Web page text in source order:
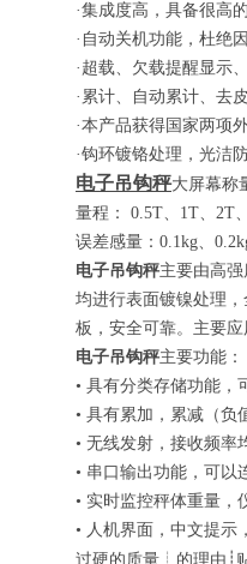
·集成度高，具备很高
·自动关机功能，杜绝
·超载、欠载提醒显示
·累计、自动累计、去
·本产品获得国家两项
·钩环镀铬处理，光洁
电子吊钩秤大屏幕称
量程： 0.5T、 1T、 2T
误差感量： 0.1kg、
电子吊钩秤主要由高
均进行表面镀镍处理
板，安全可靠。主要
电子吊钩秤主要功能：
• 具有分类存储功能，
• 具有累加，累减（负
• 无线发射，接收频率
• 串口输出功能，可以
• 实时监控秤体重量，
• 人机界面，中文提示
过硬的质量 ┊ 的理由 ┊